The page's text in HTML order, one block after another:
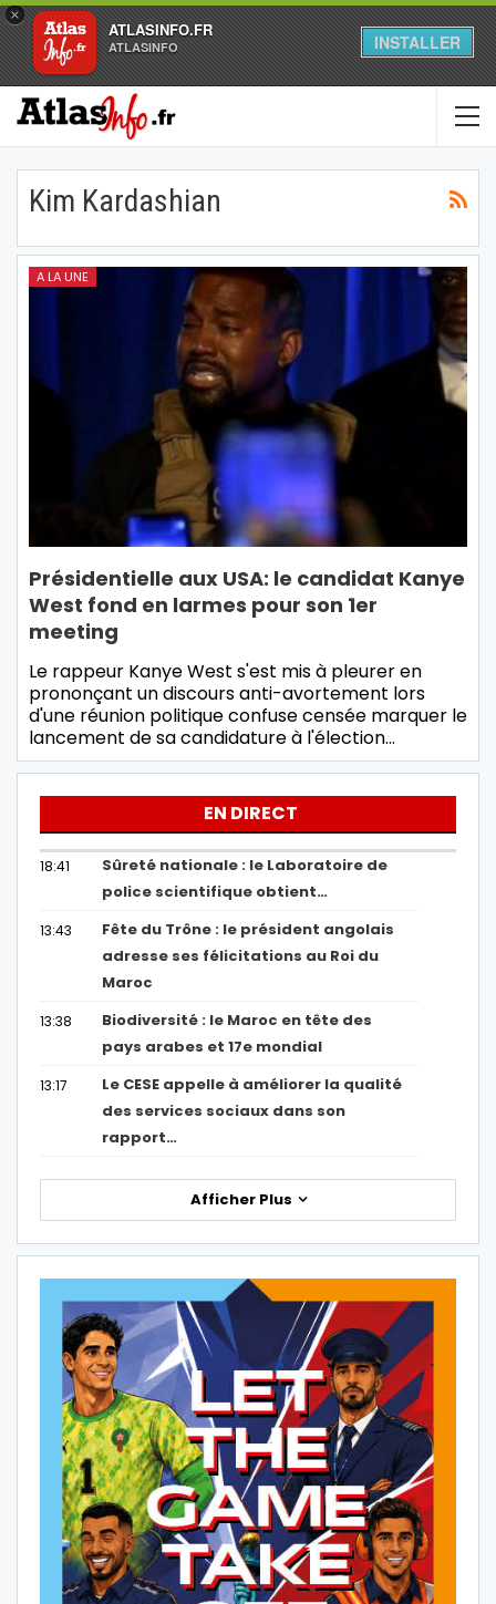
×
ATLASINFO.FR
ATLASINFO INSTALLER
Kim Kardashian
A LA UNE
Présidentielle aux USA: le candidat Kanye
West fond en larmes pour son 1er
meeting
Le rappeur Kanye West s'est mis à pleurer en
prononçant un discours anti-avortement lors
d'une réunion politique confuse censée marquer le
lancement de sa candidature à l'élection…
EN DIRECT
18:41
Sûreté nationale : le Laboratoire de
police scientifique obtient…
13:43
Fête du Trône : le président angolais
adresse ses félicitations au Roi du
Maroc
13:38
Biodiversité : le Maroc en tête des
pays arabes et 17e mondial
13:17
Le CESE appelle à améliorer la qualité
des services sociaux dans son
rapport…
Afficher Plus